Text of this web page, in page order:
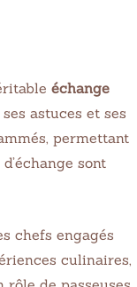
échange
astuces et ses
permettant
sont
chefs engagés
culinaires,